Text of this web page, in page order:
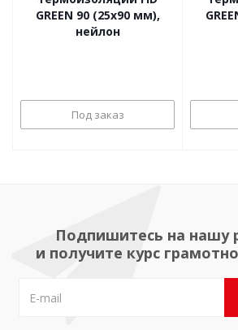
GREEN 90 (25x90 мм),
нейлон
Под заказ
Подпишитесь на нашу
и получите курс